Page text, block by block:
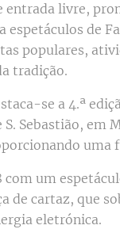
entrada livre,
espetáculos de
populares,
tradição.
se a 4.ª
Sebastião, em
uma
com um
de cartaz, que
eletrónica.